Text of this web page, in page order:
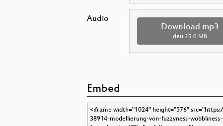
Audio
Download mp3
deu 25.0 MB
Embed